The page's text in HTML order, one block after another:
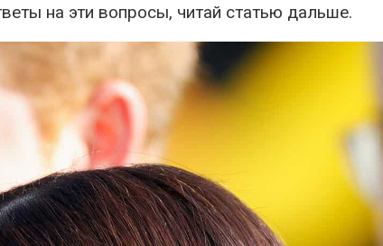
на эти вопросы, читай статью дальше.